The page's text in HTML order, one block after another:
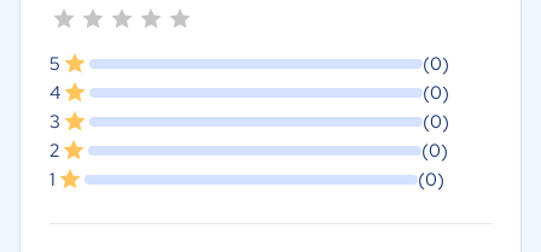
5
(0)
4
(0)
3
(0)
2
(0)
1
(0)